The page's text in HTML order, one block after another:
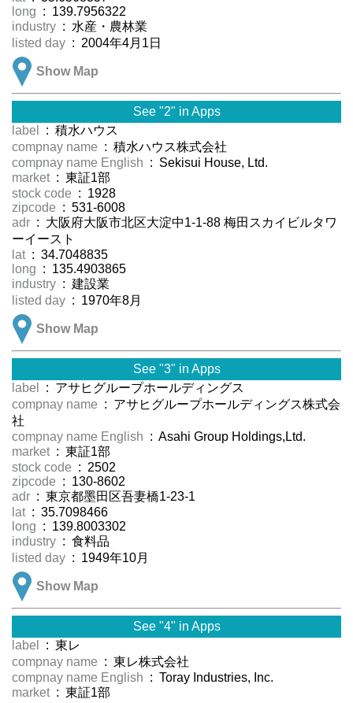
long : 139.7956322
industry : 水産・農林業
listed day : 2004年4月1日
Show Map
See "2" in Apps
label
: 積水ハウス
compnay name : 積水ハウス株式会社
compnay name English : Sekisui House, Ltd.
market : 東証1部
stock code : 1928
zipcode : 531-6008
adr : 大阪府大阪市北区大淀中1-1-88 梅田スカイビルタワ
ーイースト
lat : 34.7048835
long : 135.4903865
industry : 建設業
listed day : 1970年8月
Show Map
See "3" in Apps
label
: アサヒグループホールディングス
compnay name : アサヒグループホールディングス株式会
社
compnay name English : Asahi Group Holdings,Ltd.
market : 東証1部
stock code : 2502
zipcode : 130-8602
adr : 東京都墨田区吾妻橋1-23-1
lat : 35.7098466
long : 139.8003302
industry : 食料品
listed day : 1949年10月
Show Map
See "4" in Apps
label
: 東レ
compnay name : 東レ株式会社
compnay name English : Toray Industries, Inc.
market : 東証1部